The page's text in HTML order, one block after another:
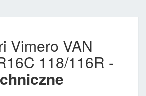
Vimero VAN
118/116R -